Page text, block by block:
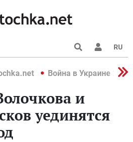
RU
Война в Украине 2022
и
уединятся